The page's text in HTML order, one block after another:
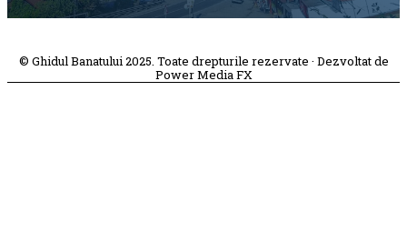
© Ghidul Banatului 2025. Toate drepturile rezervate · Dezvoltat de
Power Media FX